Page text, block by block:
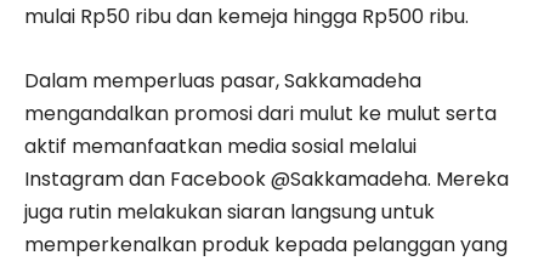
mulai Rp50 ribu dan kemeja hingga Rp500 ribu.
Dalam memperluas pasar, Sakkamadeha
mengandalkan promosi dari mulut ke mulut serta
aktif memanfaatkan media sosial melalui
Instagram dan Facebook @Sakkamadeha. Mereka
juga rutin melakukan siaran langsung untuk
memperkenalkan produk kepada pelanggan yang